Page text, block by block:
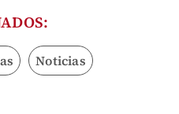
Noticias